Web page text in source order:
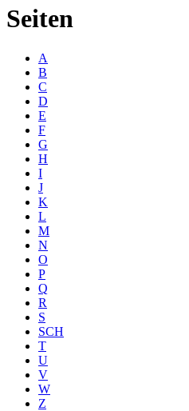
Seiten
A
B
C
D
E
F
G
H
I
J
K
L
M
N
O
P
Q
R
S
SCH
T
U
V
W
Z